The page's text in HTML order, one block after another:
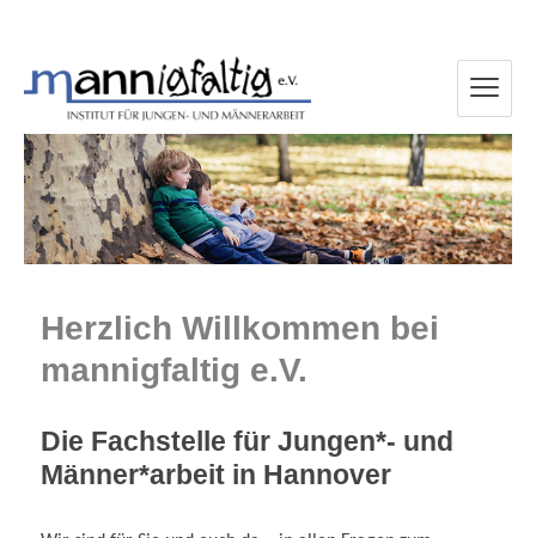
mannigfaltig e.V.
Herzlich Willkommen bei
mannigfaltig e.V.
Die Fachstelle für Jungen*- und
Männer*arbeit in Hannover